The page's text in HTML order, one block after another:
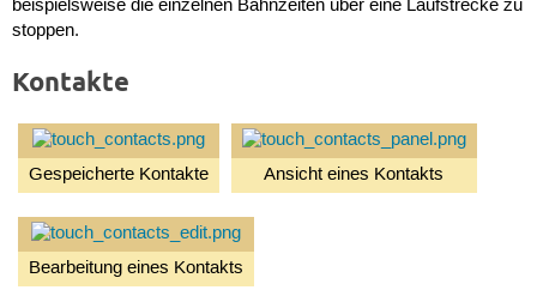
beispielsweise die einzelnen Bahnzeiten über eine Laufstrecke zu
stoppen.
Kontakte
Gespeicherte Kontakte Ansicht eines Kontakts
Bearbeitung eines Kontakts